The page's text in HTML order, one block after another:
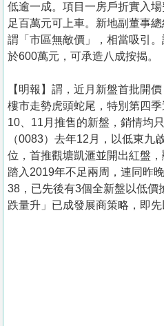
低逾一成。項目一房戶折實入
足百萬元可上車。新地副董事
謂「市區無敵價」，相當吸引
於600萬元，可承造八成按揭。
【明報】謂，近月新盤首批開
樓市走勢虎頭蛇尾，特別第四
10、11月推售的新盤，銷情均
（0083）去年12月，以低東九
位，首推觀塘凱滙並開出紅盤，
踏入2019年不足兩周，連同昨
38，已先後有3個全新盤以低價
跌量升」已成發展商策略，即先